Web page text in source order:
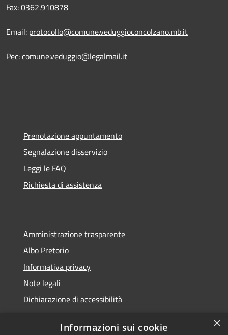
Fax: 0362.910878
Email: protocollo@comune.veduggioconcolzano.mb.it
Pec:comune.veduggio@legalmail.it
Prenotazione appuntamento
Segnalazione disservizio
Leggi le FAQ
Richiesta di assistenza
Amministrazione trasparente
Albo Pretorio
Informativa privacy
Note legali
Dichiarazione di accessibilità
×
Informazioni sui cookie